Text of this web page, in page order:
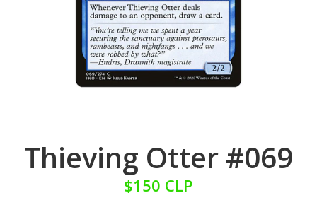
Thieving Otter #069
$150 CLP